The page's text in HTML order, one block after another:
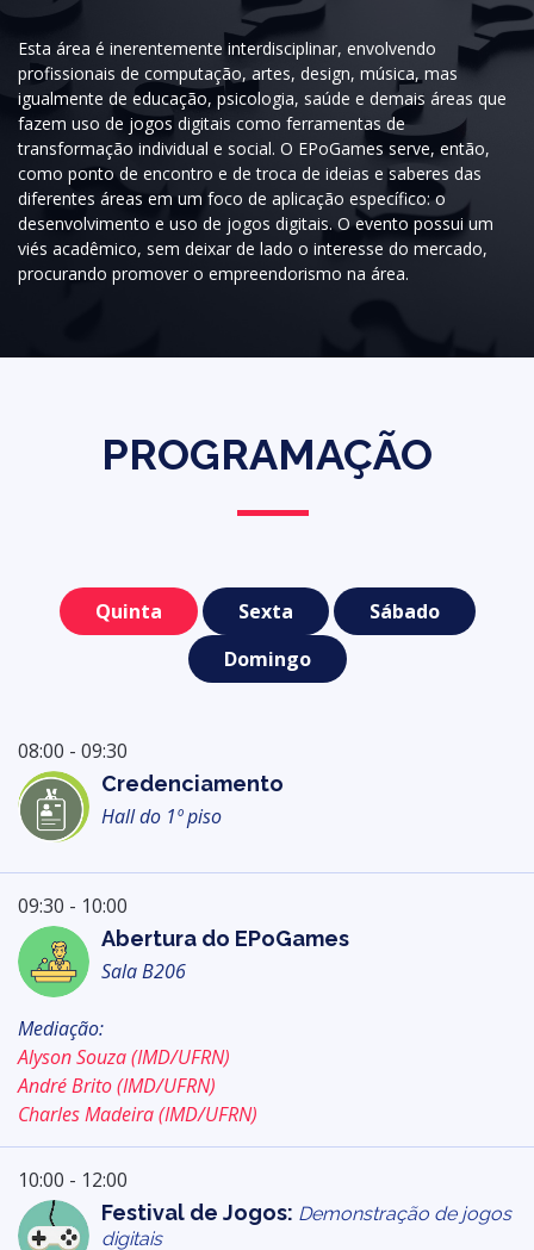
Esta área é inerentemente interdisciplinar, envolvendo
profissionais de computação, artes, design, música, mas
igualmente de educação, psicologia, saúde e demais áreas que
fazem uso de jogos digitais como ferramentas de
transformação individual e social. O EPoGames serve, então,
como ponto de encontro e de troca de ideias e saberes das
diferentes áreas em um foco de aplicação específico: o
desenvolvimento e uso de jogos digitais. O evento possui um
viés acadêmico, sem deixar de lado o interesse do mercado,
procurando promover o empreendorismo na área.
PROGRAMAÇÃO
Quinta Sexta
Sábado
Domingo
08:00 - 09:30
Credenciamento
Hall do 1º piso
09:30 - 10:00
Abertura do EPoGames
Sala B206
Mediação:
Alyson Souza (IMD/UFRN)
André Brito (IMD/UFRN)
Charles Madeira (IMD/UFRN)
10:00 - 12:00
Festival de Jogos: Demonstração de jogos
digitais